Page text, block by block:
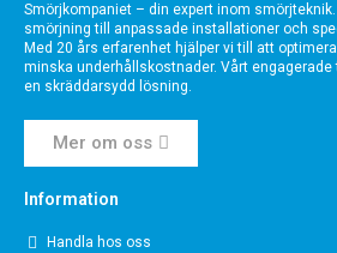
Smörjkompaniet – din expert inom
smörjning till anpassade installationer och
Med 20 års erfarenhet hjälper vi till att
minska underhållskostnader. Vårt engagerade
en skräddarsydd lösning.
Mer om oss
Information
Handla hos oss